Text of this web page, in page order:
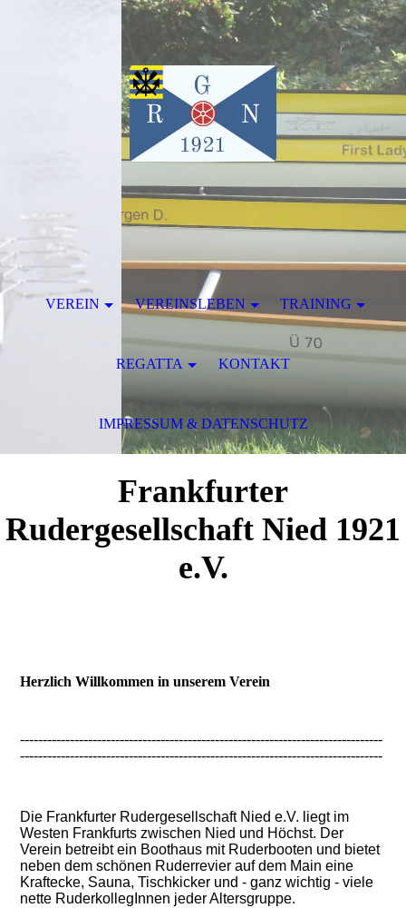
Frankfurter
Rudergesellschaft Nied 1921
e.V.
Herzlich Willkommen in unserem Verein
--------------------------------------------------------------------------------
--------------------------------------------------------------------------------
Die Frankfurter Rudergesellschaft Nied e.V. liegt im
Westen Frankfurts zwischen Nied und Höchst. Der
Verein betreibt ein Boothaus mit Ruderbooten und bietet
neben dem schönen Ruderrevier auf dem Main eine
Kraftecke, Sauna, Tischkicker und - ganz wichtig - viele
nette RuderkollegInnen jeder Altersgruppe.
VEREIN VEREINSLEBEN TRAINING
REGATTA KONTAKT
IMPRESSUM & DATENSCHUTZ